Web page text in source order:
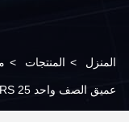
المنزل > المنتجات >
عميق الصف واحد 25 X 62 X 17mm 6305 2RS